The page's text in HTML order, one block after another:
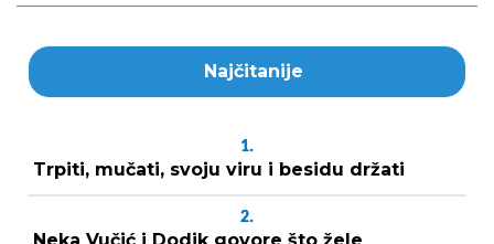
Najčitanije
1.
Trpiti, mučati, svoju viru i besidu držati
2.